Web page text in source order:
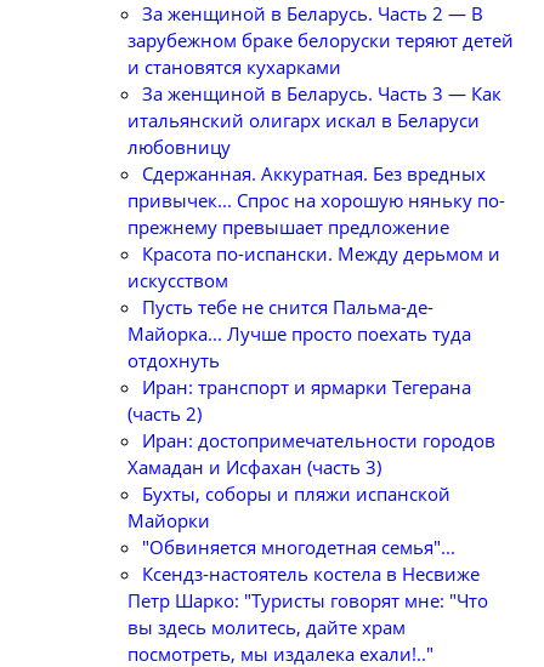
За женщиной в Беларусь. Часть 2 — В
зарубежном браке белоруски теряют детей
и становятся кухарками
За женщиной в Беларусь. Часть 3 — Как
итальянский олигарх искал в Беларуси
любовницу
Сдержанная. Аккуратная. Без вредных
привычек... Спрос на хорошую няньку по-
прежнему превышает предложение
Красота по-испански. Между дерьмом и
искусством
Пусть тебе не снится Пальма-де-
Майорка... Лучше просто поехать туда
отдохнуть
Иран: транспорт и ярмарки Тегерана
(часть 2)
Иран: достопримечательности городов
Хамадан и Исфахан (часть 3)
Бухты, соборы и пляжи испанской
Майорки
"Обвиняется многодетная семья"...
Ксендз-настоятель костела в Несвиже
Петр Шарко: "Туристы говорят мне: "Что
вы здесь молитесь, дайте храм
посмотреть, мы издалека ехали!.."